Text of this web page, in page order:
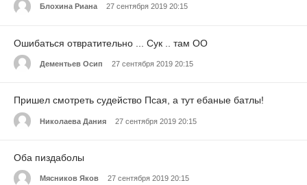
Блохина Риана 27 сентября 2019 20:15
Ошибаться отвратительно ... Сук .. там ОО
Дементьев Осип 27 сентября 2019 20:15
Пришел смотреть судейство Псая, а тут ебаные батлы!
Николаева Дания 27 сентября 2019 20:15
Оба пиздаболы
Мясников Яков 27 сентября 2019 20:15